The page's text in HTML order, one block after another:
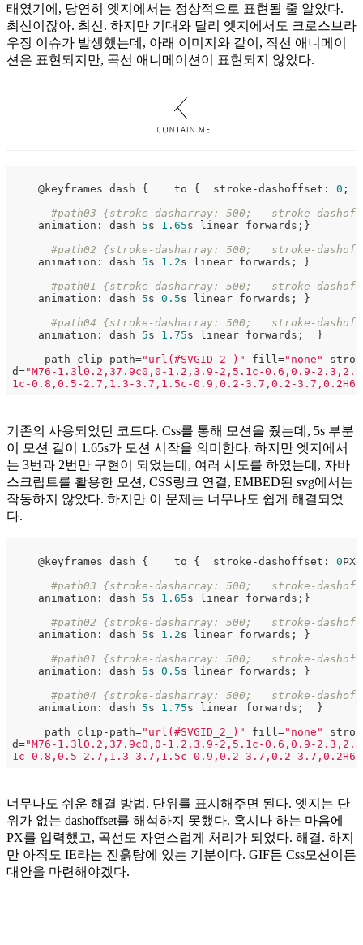
태였기에, 당연히 엣지에서는 정상적으로 표현될 줄 알았다.
최신이잖아. 최신. 하지만 기대와 달리 엣지에서도 크로스브라
우징 이슈가 발생했는데, 아래 이미지와 같이, 직선 애니메이
션은 표현되지만, 곡선 애니메이션이 표현되지 않았다.
    @keyframes dash {    to {  stroke-dashoffset:
0 ;
#path03 {stroke-dasharray: 500;   stroke-
    animation: dash
5s 1.65s linear forwards;}
#path02 {stroke-dasharray: 500;   stroke-
    animation: dash
5s 1.2s linear forwards; }
#path01 {stroke-dasharray: 500;   stroke-
    animation: dash
5s 0.5s linear forwards; }
#path04 {stroke-dasharray: 500;   stroke-
    animation: dash
5s 1.75s linear forwards;  }
     path clip-path=
"url(#SVGID_2_)" fill="none"
d="M76-1.3l0.2,37.9c0,0-1.2,3.9-2,5.1c-0.6,0.9-
1c-0.8,0.5-2.7,1.3-3.7,1.5c-0.9,0.2-3.7,0.2-
기존의 사용되었던 코드다. Css를 통해 모션을 줬는데, 5s 부분
이 모션 길이 1.65s가 모션 시작을 의미한다. 하지만 엣지에서
는 3번과 2번만 구현이 되었는데, 여러 시도를 하였는데, 자바
스크립트를 활용한 모션, CSS링크 연결, EMBED된 svg에서는
작동하지 않았다. 하지만 이 문제는 너무나도 쉽게 해결되었
다.
    @keyframes dash {    to {  stroke-dashoffset:
0
#path03 {stroke-dasharray: 500;   stroke-
    animation: dash
5s 1.65s linear forwards;}
#path02 {stroke-dasharray: 500;   stroke-
    animation: dash
5s 1.2s linear forwards; }
#path01 {stroke-dasharray: 500;   stroke-
    animation: dash
5s 0.5s linear forwards; }
#path04 {stroke-dasharray: 500;   stroke-
    animation: dash
5s 1.75s linear forwards;  }
     path clip-path=
"url(#SVGID_2_)" fill="none"
d="M76-1.3l0.2,37.9c0,0-1.2,3.9-2,5.1c-0.6,0.9-
1c-0.8,0.5-2.7,1.3-3.7,1.5c-0.9,0.2-3.7,0.2-
너무나도 쉬운 해결 방법. 단위를 표시해주면 된다. 엣지는 단
위가 없는 dashoffset를 해석하지 못했다. 혹시나 하는 마음에
PX를 입력했고, 곡선도 자연스럽게 처리가 되었다. 해결. 하지
만 아직도 IE라는 진흙탕에 있는 기분이다. GIF든 Css모션이든
대안을 마련해야겠다.